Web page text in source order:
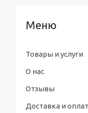
Товары и услуги
О нас
Отзывы
Доставка и